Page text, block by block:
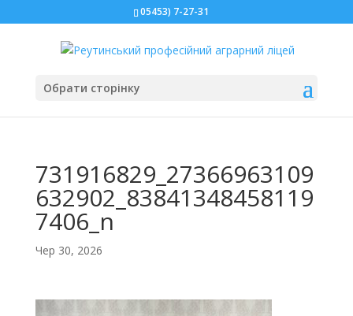
05453) 7-27-31
Обрати сторінку
731916829_27366963109
632902_83841348458119
7406_n
Чер 30, 2026